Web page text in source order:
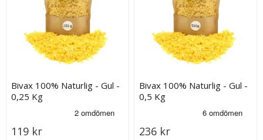
Bivax 100% Naturlig - Gul -
0,25 Kg
119 kr
Bivax 100% Naturlig - Gul -
0,5 Kg
236 kr